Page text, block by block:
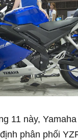
11 này,
phân phối